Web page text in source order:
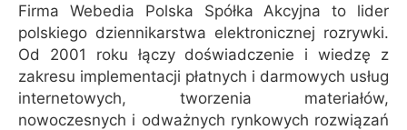
Firma Webedia Polska Spółka Akcyjna to lider
polskiego dziennikarstwa elektronicznej rozrywki.
Od 2001 roku łączy doświadczenie i wiedzę z
zakresu implementacji płatnych i darmowych usług
internetowych, tworzenia materiałów,
nowoczesnych i odważnych rynkowych rozwiązań